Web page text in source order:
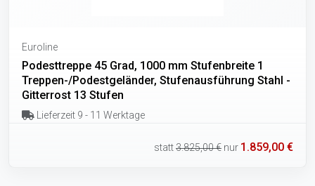
Euroline
Podesttreppe 45 Grad, 1000 mm Stufenbreite 1
Treppen-/Podestgeländer, Stufenausführung Stahl -
Gitterrost 13 Stufen
Lieferzeit 9 - 11 Werktage
statt3.825,00 € nur 1.859,00 €